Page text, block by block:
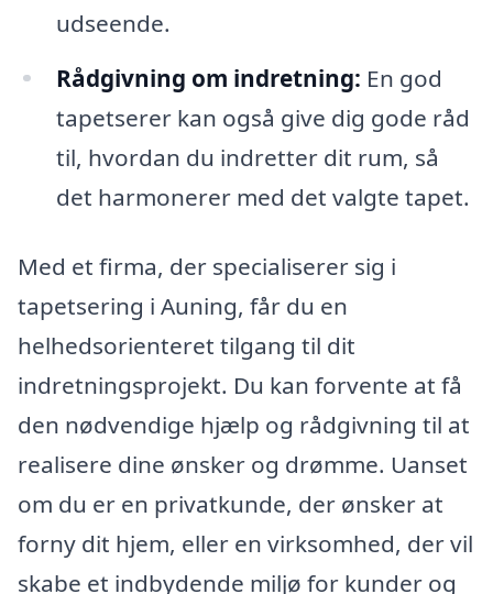
udseende.
Rådgivning om indretning: En god
tapetserer kan også give dig gode råd
til, hvordan du indretter dit rum, så
det harmonerer med det valgte tapet.
Med et firma, der specialiserer sig i
tapetsering i Auning, får du en
helhedsorienteret tilgang til dit
indretningsprojekt. Du kan forvente at få
den nødvendige hjælp og rådgivning til at
realisere dine ønsker og drømme. Uanset
om du er en privatkunde, der ønsker at
forny dit hjem, eller en virksomhed, der vil
skabe et indbydende miljø for kunder og